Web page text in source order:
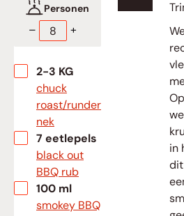
Personen
– +
▢
2-3 KG
chuck
roast/runder
nek
▢
7 eetlepels
black out
BBQ rub
▢
100 ml
smokey BBQ
in